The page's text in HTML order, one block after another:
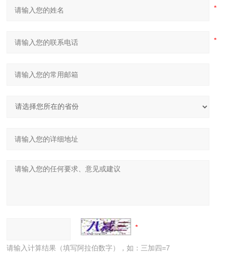
请输入计算结果（填写阿拉伯数字），如：三加四=7